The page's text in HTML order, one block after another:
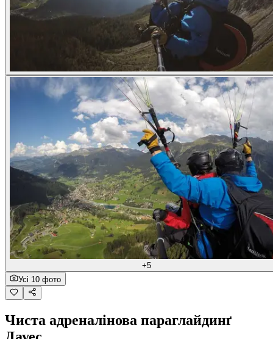
+5
Усі 10 фото
Чиста адреналінова параглайдинґ